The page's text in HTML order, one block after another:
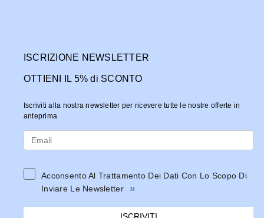
ISCRIZIONE NEWSLETTER
OTTIENI IL 5% di SCONTO
Iscriviti alla nostra newsletter per ricevere tutte le nostre offerte in
anteprima
Acconsento Al Trattamento Dei Dati Con Lo Scopo Di
Inviare Le Newsletter
»
ISCRIVITI